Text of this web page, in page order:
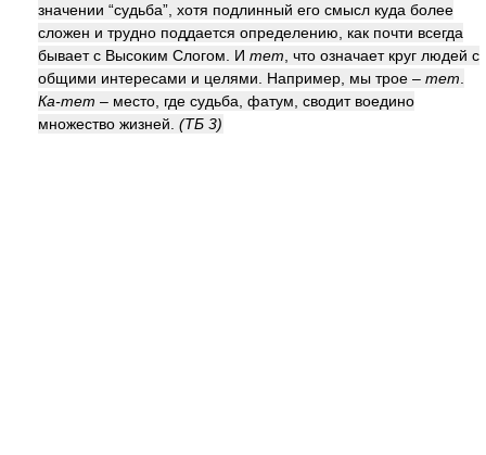
значении “судьба”, хотя подлинный его смысл куда более
сложен и трудно поддается определению, как почти всегда
бывает с Высоким Слогом. И тет , что означает круг людей с
общими интересами и целями. Например, мы трое – тет
Ка-тет – место, где судьба, фатум, сводит воедино
множество жизней. (ТБ 3)